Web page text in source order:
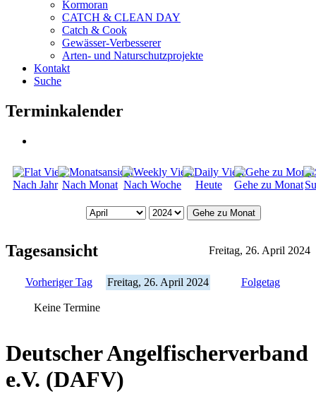
Kormoran
CATCH & CLEAN DAY
Catch & Cook
Gewässer-Verbesserer
Arten- und Naturschutzprojekte
Kontakt
Suche
Terminkalender
Nach Jahr Nach Monat Nach Woche Heute Gehe zu Monat
Gehe zu Monat
Tagesansicht Freitag, 26. April 2024
Vorheriger Tag Freitag, 26. April 2024 Folgetag
Keine Termine
Deutscher Angelfischerverband
e.V. (DAFV)